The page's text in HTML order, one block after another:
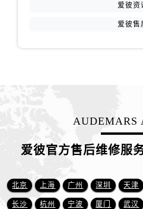
爱彼资
爱彼售
AUDEMARS
爱彼官方售后维修服
北京 上海 广州 深圳 天津
长沙 杭州 宁波 厦门 武汉